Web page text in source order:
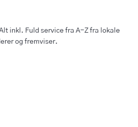
inkl. Fuld service fra A-Z fra lokale
og fremviser.